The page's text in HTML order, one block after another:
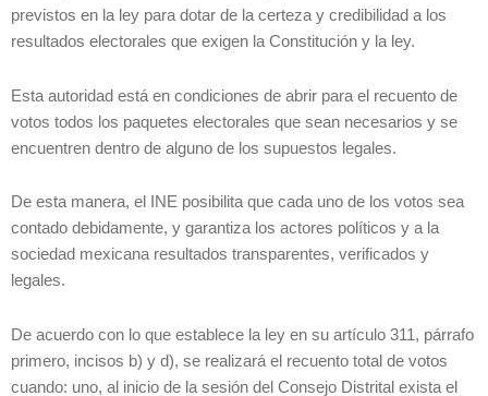
previstos en la ley para dotar de la certeza y credibilidad a los
resultados electorales que exigen la Constitución y la ley.
Esta autoridad está en condiciones de abrir para el recuento de
votos todos los paquetes electorales que sean necesarios y se
encuentren dentro de alguno de los supuestos legales.
De esta manera, el INE posibilita que cada uno de los votos sea
contado debidamente, y garantiza los actores políticos y a la
sociedad mexicana resultados transparentes, verificados y
legales.
De acuerdo con lo que establece la ley en su artículo 311, párrafo
primero, incisos b) y d), se realizará el recuento total de votos
cuando: uno, al inicio de la sesión del Consejo Distrital exista el